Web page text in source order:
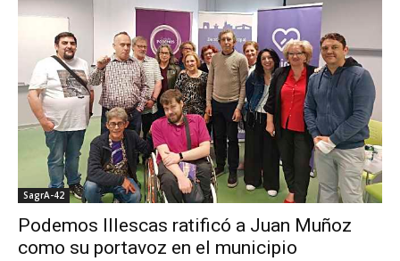
SagrA-42
Podemos Illescas ratificó a Juan Muñoz
como su portavoz en el municipio